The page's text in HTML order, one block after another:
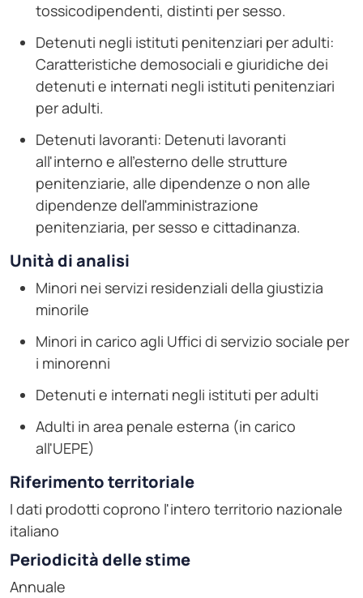
tossicodipendenti, distinti per sesso.
Detenuti negli istituti penitenziari per adulti:
Caratteristiche demosociali e giuridiche dei
detenuti e internati negli istituti penitenziari
per adulti.
Detenuti lavoranti: Detenuti lavoranti
all'interno e all'esterno delle strutture
penitenziarie, alle dipendenze o non alle
dipendenze dell'amministrazione
penitenziaria, per sesso e cittadinanza.
Unità di analisi
Minori nei servizi residenziali della giustizia
minorile
Minori in carico agli Uffici di servizio sociale per
i minorenni
Detenuti e internati negli istituti per adulti
Adulti in area penale esterna (in carico
all'UEPE)
Riferimento territoriale
I dati prodotti coprono l'intero territorio nazionale
italiano
Periodicità delle stime
Annuale